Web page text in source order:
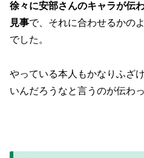
徐々に安部さんのキャラが伝
見事で、それに合わせるかの
でした。
やっている本人もかなりふざ
いんだろうなと言うのが伝わ